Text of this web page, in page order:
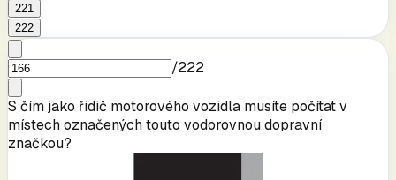
221
222
/222
S čím jako řidič motorového vozidla musíte počítat v
místech označených touto vodorovnou dopravní
značkou?